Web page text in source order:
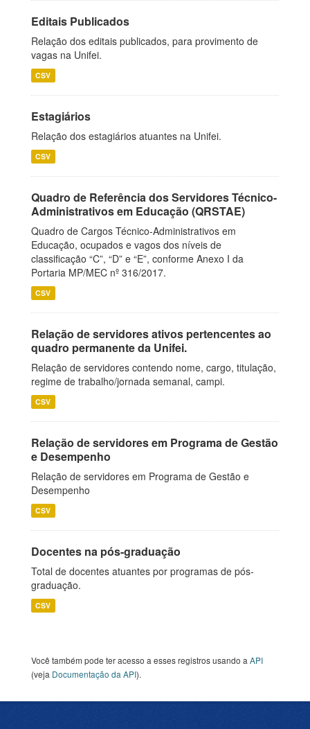
Editais Publicados
Relação dos editais publicados, para provimento de
vagas na Unifei.
CSV
Estagiários
Relação dos estagiários atuantes na Unifei.
CSV
Quadro de Referência dos Servidores Técnico-
Administrativos em Educação (QRSTAE)
Quadro de Cargos Técnico-Administrativos em
Educação, ocupados e vagos dos níveis de
classificação “C”, “D” e “E”, conforme Anexo I da
Portaria MP/MEC nº 316/2017.
CSV
Relação de servidores ativos pertencentes ao
quadro permanente da Unifei.
Relação de servidores contendo nome, cargo, titulação,
regime de trabalho/jornada semanal, campi.
CSV
Relação de servidores em Programa de Gestão
e Desempenho
Relação de servidores em Programa de Gestão e
Desempenho
CSV
Docentes na pós-graduação
Total de docentes atuantes por programas de pós-
graduação.
CSV
Você também pode ter acesso a esses registros usando a API
(veja Documentação da API).